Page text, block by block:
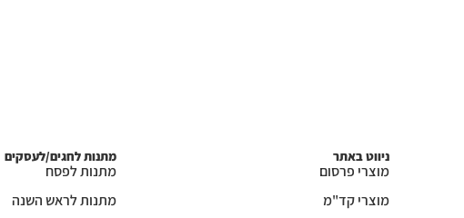
ניווט באתר
מוצרי פרסום
מוצרי קד"מ
מתנות לחגים/לעסקים
מתנות לפסח
מתנות לראש השנה